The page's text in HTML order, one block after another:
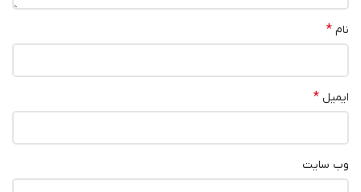
نام *
ایمیل *
وب‌ سایت